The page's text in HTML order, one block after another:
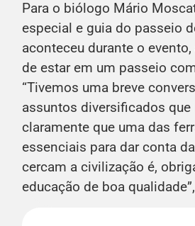
Para o biólogo Mário
especial e guia do passeio
aconteceu durante o
de estar em um passeio
“Tivemos uma breve
assuntos diversificados
claramente que uma das
essenciais para dar conta
cercam a civilização é,
educação de boa